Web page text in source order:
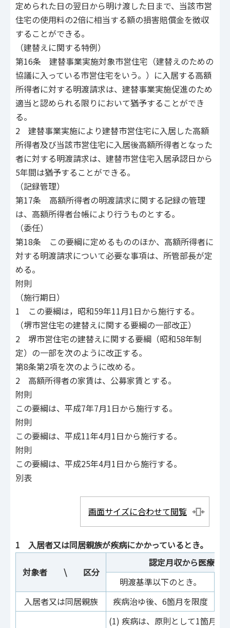
定められた日の翌日から明け渡した日まで、当該市営
住宅の使用料の2倍に相当する額の損害賠償金を徴収
することができる。
（建替えに関する特例）
第16条 建替事業実施対象市営住宅（建替えのための
協議に入っている市営住宅をいう。）に入居する高額
所得者に対する明渡請求は、建替事業実施促進のため
適当と認められる限りにおいて猶予することができ
る。
2 建替事業実施により建替市営住宅に入居した高額
所得者及び当該市営住宅に入居後高額所得者となった
者に対する明渡請求は、建替市営住宅入居承認日から
5年間は猶予することができる。
（記録管理）
第17条 高額所得者の明渡請求に関する記録の管理
は、高額所得者台帳により行うものとする。
（委任）
第18条 この要綱に定めるもののほか、高額所得者に
対する明渡請求について必要な事項は、所管部長が定
める。
附則
（施行期日）
1 この要綱は，昭和59年11月1日から施行する。
（堺市営住宅の建替えに関する要綱の一部改正）
2 堺市営住宅の建替えに関する要綱（昭和58年制
定）の一部を次のように改正する。
第8条第2項を次のように改める。
2 高額所得者の家賃は、公募家賃とする。
附則
この要綱は、平成7年7月1日から施行する。
附則
この要綱は、平成11年4月1日から施行する。
附則
この要綱は、平成25年4月1日から施行する。
別表
画面サイズに合わせて閲覧
1 入居者又は同居親族が疾病にかかっているとき。
対象者 \ 区分
認定月収から医療費
明渡基準以下のとき。
入居者又は同居親族
疾病治ゆ後、6箇月を限度
(1) 疾病は、原則として1箇月以